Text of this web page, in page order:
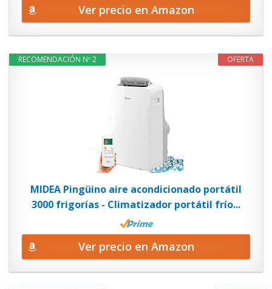
Ver precio en Amazon
OFERTA
RECOMENDACIÓN Nº 2
MIDEA Pingüino aire acondicionado portátil
3000 frigorías - Climatizador portátil frío...
Ver precio en Amazon